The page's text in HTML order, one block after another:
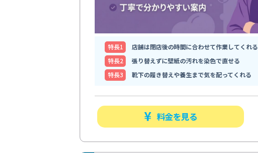
特⻑1
店舗は閉店後の時間に合わせて作業してくれる
特⻑2
張り替えずに壁紙の汚れを染色で直せる
特⻑3
靴下の履き替えや養生まで気を配ってくれる
料金を見る